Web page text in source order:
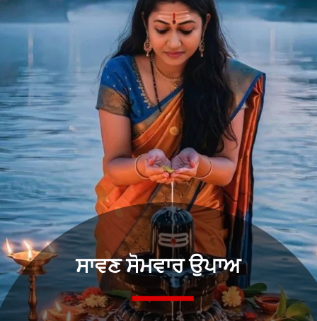
ਸਾਵਣ ਸੋਮਵਾਰ ਉਪਾਅ